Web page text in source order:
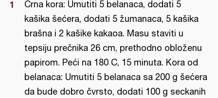
Crna kora: Umutiti 5 belanaca, dodati 5
kašika šećera, dodati 5 žumanaca, 5 kašika
brašna i 2 kašike kakaoa. Masu staviti u
tepsiju prečnika 26 cm, prethodno obloženu
papirom. Peći na 180 C, 15 minuta. Kora od
belanaca: Umutiti 5 belanaca sa 200 g šećera
da bude dobro čvrsto, dodati 100 g seckanih